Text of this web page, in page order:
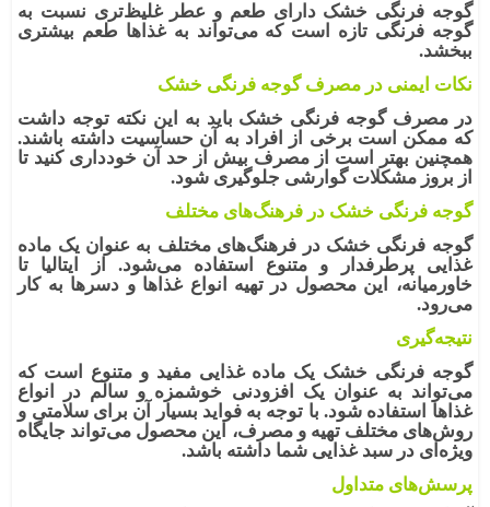
گوجه فرنگی خشک دارای طعم و عطر غلیظ‌تری نسبت به
گوجه فرنگی تازه است که می‌تواند به غذاها طعم بیشتری
ببخشد.
نکات ایمنی در مصرف گوجه فرنگی خشک
در مصرفگوجه فرنگی خشک باید به این نکته توجه داشت
که ممکن است برخی از افراد به آن حساسیت داشته باشند.
همچنین بهتر است از مصرف بیش از حد آن خودداری کنید تا
از بروز مشکلات گوارشی جلوگیری شود.
گوجه فرنگی خشک در فرهنگ‌های مختلف
گوجه فرنگی خشک در فرهنگ‌های مختلف به عنوان یک ماده
غذایی پرطرفدار و متنوع استفاده می‌شود. از ایتالیا تا
خاورمیانه، این محصول در تهیه انواع غذاها و دسرها به کار
می‌رود.
نتیجه‌گیری
گوجه فرنگی خشک یک ماده غذایی مفید و متنوع است که
می‌تواند به عنوان یک افزودنی خوشمزه و سالم در انواع
غذاها استفاده شود. با توجه به فواید بسیار آن برای سلامتی و
روش‌های مختلف تهیه و مصرف، این محصول می‌تواند جایگاه
ویژه‌ای در سبد غذایی شما داشته باشد.
پرسش‌های متداول